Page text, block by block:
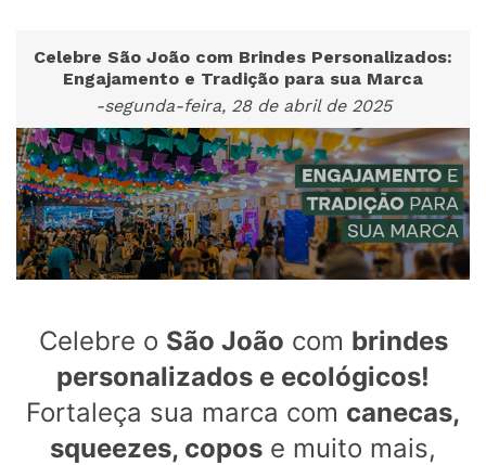
Celebre São João com Brindes Personalizados:
Engajamento e Tradição para sua Marca
-segunda-feira, 28 de abril de 2025
Celebre o São João com brindes
personalizados e ecológicos!
Fortaleça sua marca com canecas,
squeezes, copos e muito mais,